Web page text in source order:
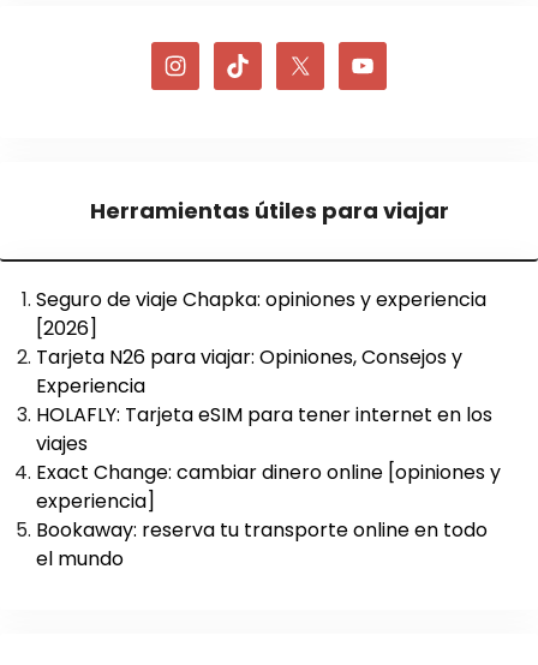
Herramientas útiles para viajar
Seguro de viaje Chapka: opiniones y experiencia
[2026]
Tarjeta N26 para viajar: Opiniones, Consejos y
Experiencia
HOLAFLY: Tarjeta eSIM para tener internet en los
viajes
Exact Change: cambiar dinero online [opiniones y
experiencia]
Bookaway: reserva tu transporte online en todo
el mundo